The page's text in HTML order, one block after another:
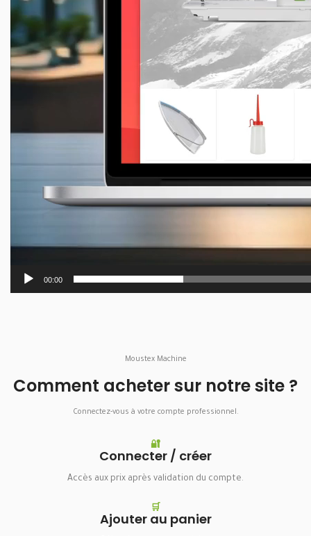
Moustex Machine
Comment acheter sur notre site ?
Connectez-vous à votre compte professionnel.
🔐
Connecter / créer
Accès aux prix après validation du compte.
🛒
Ajouter au panier
00:00